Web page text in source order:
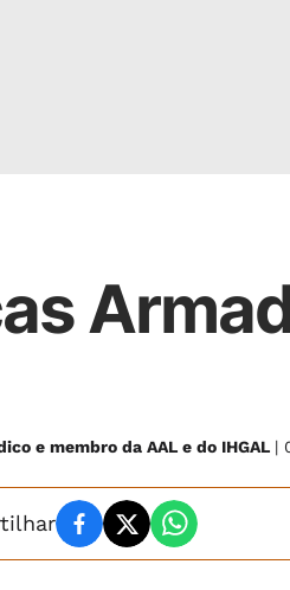
e membro da AAL e do IHGAL |